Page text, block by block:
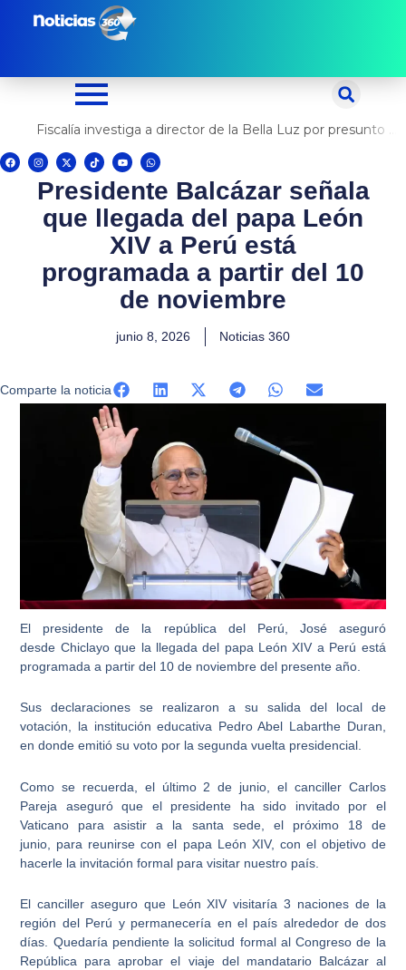
Fiscalía investiga a director de la Bella Luz por presunto abuso contra cantante Naldy Saldaña
F
a
c
I
n
s
t
X
-
t
w
i
t
e
T
i
k
t
k
Y
o
u
t
u
e
W
h
a
t
s
p
p
Presidente Balcázar señala
que llegada del papa León
XIV a Perú está
programada a partir del 10
de noviembre
junio 8, 2026 Noticias 360
Comparte la noticia
El presidente de la república del Perú, José aseguró
desde Chiclayoque la llegada del papa León XIV a Perú está
programada a partir del 10 de noviembre del presente año.
Sus declaraciones se realizaron a su salida del local de
votación, la institución educativa Pedro Abel Labarthe Duran,
en donde emitió su voto por la segunda vuelta presidencial.
Como se recuerda, el último 2 de junio,
el canciller Carlos
Pareja aseguró que el presidente ha sido invitado por el
Vaticano para asistir a la santa sede, el próximo 18 de
junio, para reunirse con el papa León XIV, con el objetivo de
hacerle la invitación formal para visitar nuestro país.
El canciller aseguro que León XIV visitaría 3 naciones de la
región del Perú y permanecería en el país alrededor de dos
días. Quedaría pendiente la solicitud formal al Congreso de la
República para aprobar el viaje del mandatario Balcázar al